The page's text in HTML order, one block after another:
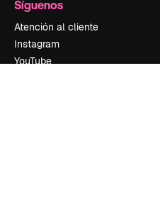
Síguenos
Atención al cliente
Instagram
YouTube